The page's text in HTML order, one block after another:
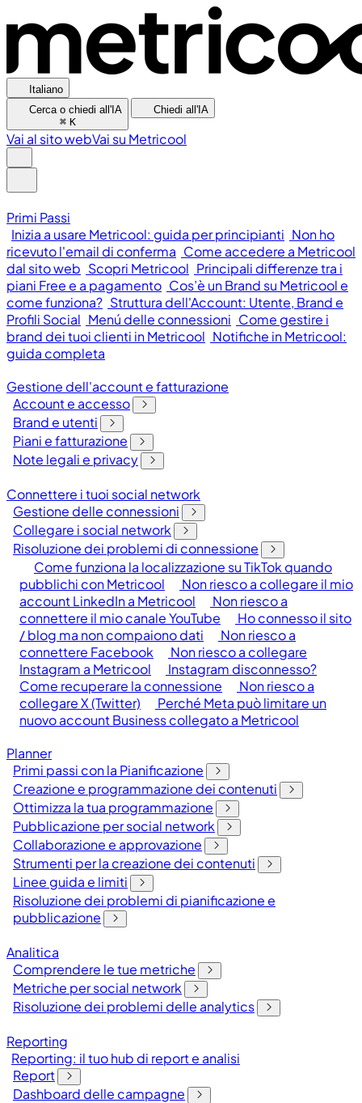
Italiano
Cerca o chiedi all'IA
⌘ K
Chiedi all'IA
Vai al sito webVai su Metricool
Primi Passi
Inizia a usare Metricool: guida per principianti Non ho
ricevuto l'email di conferma Come accedere a Metricool
dal sito web Scopri Metricool Principali differenze tra i
piani Free e a pagamento Cos’è un Brand su Metricool e
come funziona? Struttura dell'Account: Utente, Brand e
Profili Social Menú delle connessioni Come gestire i
brand dei tuoi clienti in Metricool Notifiche in Metricool:
guida completa
Gestione dell'account e fatturazione
Account e accesso
Brand e utenti
Piani e fatturazione
Note legali e privacy
Connettere i tuoi social network
Gestione delle connessioni
Collegare i social network
Risoluzione dei problemi di connessione
Come funziona la localizzazione su TikTok quando
pubblichi con Metricool
Non riesco a collegare il mio
account LinkedIn a Metricool
Non riesco a
connettere il mio canale YouTube
Ho connesso il sito
/ blog ma non compaiono dati
Non riesco a
connettere Facebook
Non riesco a collegare
Instagram a Metricool
Instagram disconnesso?
Come recuperare la connessione
Non riesco a
collegare X (Twitter)
Perché Meta può limitare un
nuovo account Business collegato a Metricool
Planner
Primi passi con la Pianificazione
Creazione e programmazione dei contenuti
Ottimizza la tua programmazione
Pubblicazione per social network
Collaborazione e approvazione
Strumenti per la creazione dei contenuti
Linee guida e limiti
Risoluzione dei problemi di pianificazione e
pubblicazione
Analitica
Comprendere le tue metriche
Metriche per social network
Risoluzione dei problemi delle analytics
Reporting
Reporting: il tuo hub di report e analisi
Report
Dashboard delle campagne